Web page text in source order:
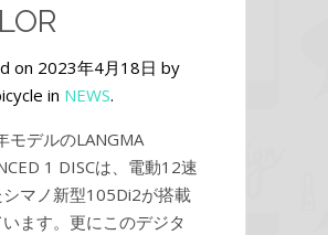
on 2023年4月18日 by
in NEWS.
モデルのLANGMA
1 DISCは、電動12速
マノ新型105Di2が搭載
います。更にこのデジタ